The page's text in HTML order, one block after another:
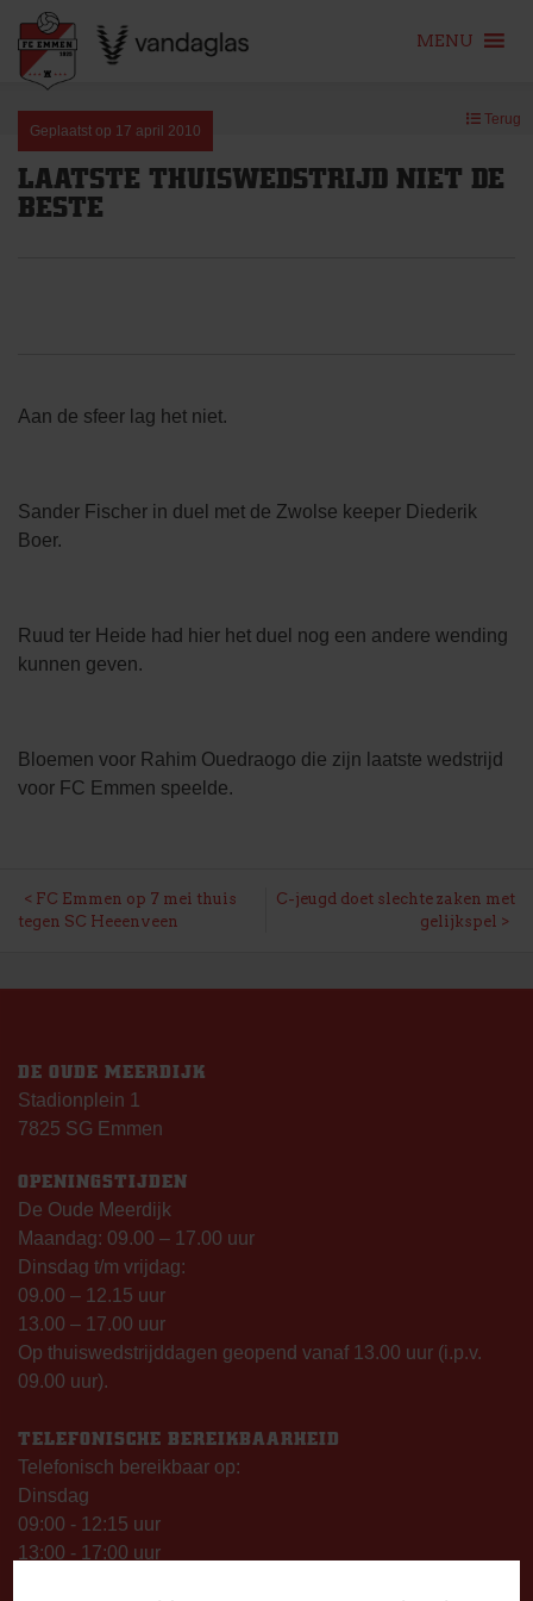
content
MENU
Geplaatst op 17 april 2010
Terug
LAATSTE THUISWEDSTRIJD NIET DE
BESTE
Aan de sfeer lag het niet.
Sander Fischer in duel met de Zwolse keeper Diederik
Boer.
Ruud ter Heide had hier het duel nog een andere wending
kunnen geven.
Bloemen voor Rahim Ouedraogo die zijn laatste wedstrijd
voor FC Emmen speelde.
BERICHT
FC Emmen op 7 mei thuis
tegen SC Heeenveen
C-jeugd doet slechte zaken met
gelijkspel
DE OUDE MEERDIJK
Stadionplein 1
7825 SG Emmen
OPENINGSTIJDEN
De Oude Meerdijk
Maandag: 09.00 – 17.00 uur
Dinsdag t/m vrijdag:
09.00 – 12.15 uur
13.00 – 17.00 uur
Op thuiswedstrijddagen geopend vanaf 13.00 uur (i.p.v.
09.00 uur).
TELEFONISCHE BEREIKBAARHEID
Telefonisch bereikbaar op:
Dinsdag
09:00 - 12:15 uur
13:00 - 17:00 uur